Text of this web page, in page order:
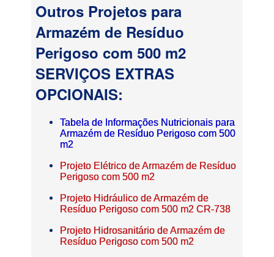
Outros Projetos para
Armazém de Resíduo
Perigoso com 500 m2
SERVIÇOS EXTRAS
OPCIONAIS:
Tabela de Informações Nutricionais para
Armazém de Resíduo Perigoso com 500
m2
Projeto Elétrico de Armazém de Resíduo
Perigoso com 500 m2
Projeto Hidráulico de Armazém de
Resíduo Perigoso com 500 m2 CR-738
Projeto Hidrosanitário de Armazém de
Resíduo Perigoso com 500 m2